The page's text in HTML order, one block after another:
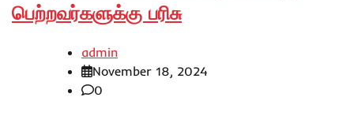
பெற்றவர்களுக்கு பரிசு
admin
November 18, 2024
0